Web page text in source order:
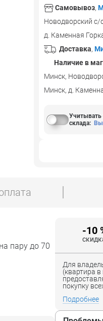
Самовывоз,
Новодворский с/
д. Каменная
Доставка,
Наличие в
Минск,
Минск, д.
Учитывать
склада:
пару до 70
-10
Для
(квартира
покупку
Подробнее